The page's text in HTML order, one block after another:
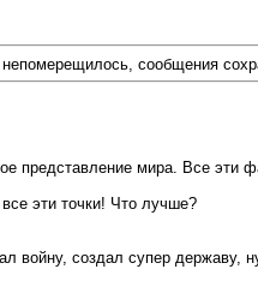
сообщения
представление мира. Все эти
эти точки! Что лучше?
создал супер державу,